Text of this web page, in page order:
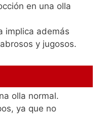
en una olla
implica además
y jugosos.
olla normal.
ya que no